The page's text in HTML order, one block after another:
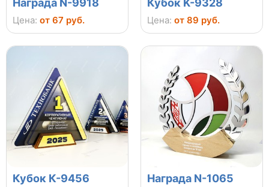
Цена: от 67 руб. Цена: от 89 руб.
Кубок К-9456 Награда N-1065